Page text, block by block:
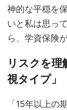
神的な平穏を
いと私は思っ
ら、学資保険
リスクを理
視タイプ」
「15年以上の